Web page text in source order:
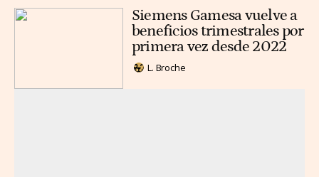
Siemens Gamesa vuelve a
beneficios trimestrales por
primera vez desde 2022
L. Broche